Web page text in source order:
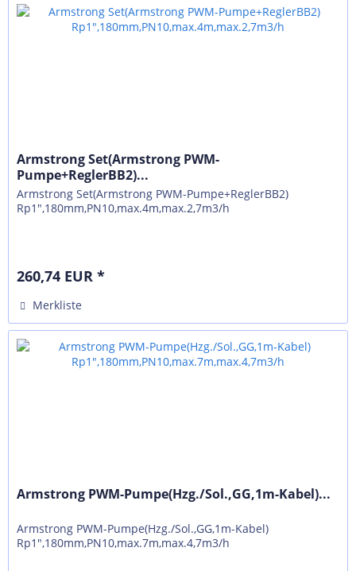
Armstrong Set(Armstrong PWM-
Pumpe+ReglerBB2)...
Armstrong Set(Armstrong PWM-Pumpe+ReglerBB2)
Rp1",180mm,PN10,max.4m,max.2,7m3/h
260,74 EUR *
Merkliste
Armstrong PWM-Pumpe(Hzg./Sol.,GG,1m-Kabel)...
Armstrong PWM-Pumpe(Hzg./Sol.,GG,1m-Kabel)
Rp1",180mm,PN10,max.7m,max.4,7m3/h